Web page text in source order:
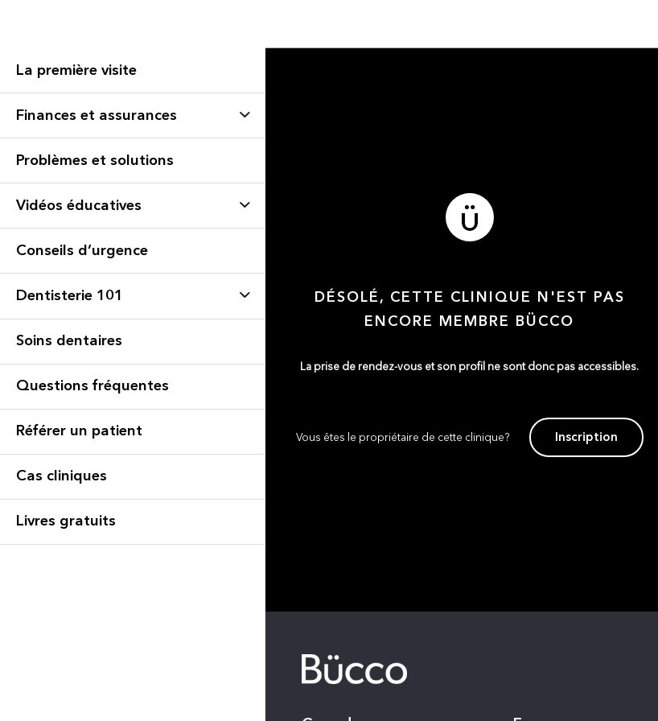
La première visite
Finances et assurances
Problèmes et solutions
Vidéos éducatives
Conseils d’urgence
Dentisterie 101
Soins dentaires
Questions fréquentes
Référer un patient
Cas cliniques
Livres gratuits
DÉSOLÉ, CETTE CLINIQUE N'EST PAS
ENCORE MEMBRE BÜCCO
La prise de rendez-vous et son profil ne sont donc pas accessibles.
Vous êtes le propriétaire de cette clinique? Inscription